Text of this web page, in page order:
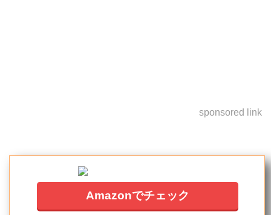
sponsored link
Amazonでチェック